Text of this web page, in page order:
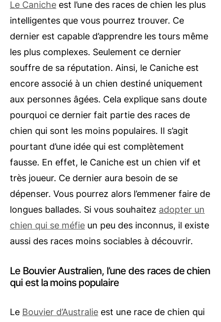
Le Caniche est l’une des races de chien les plus
intelligentes que vous pourrez trouver. Ce
dernier est capable d’apprendre les tours même
les plus complexes. Seulement ce dernier
souffre de sa réputation. Ainsi, le Caniche est
encore associé à un chien destiné uniquement
aux personnes âgées. Cela explique sans doute
pourquoi ce dernier fait partie des races de
chien qui sont les moins populaires. Il s’agit
pourtant d’une idée qui est complètement
fausse. En effet, le Caniche est un chien vif et
très joueur. Ce dernier aura besoin de se
dépenser. Vous pourrez alors l’emmener faire de
longues ballades. Si vous souhaitez adopter un
chien qui se méfie un peu des inconnus, il existe
aussi des races moins sociables à découvrir.
Le Bouvier Australien, l’une des races de chien
qui est la moins populaire
Le Bouvier d’Australie est une race de chien qui